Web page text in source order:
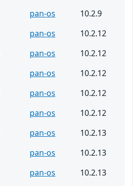
pan-os
10.2.9
pan-os
10.2.12
pan-os
10.2.12
pan-os
10.2.12
pan-os
10.2.12
pan-os
10.2.12
pan-os
10.2.13
pan-os
10.2.13
pan-os
10.2.13